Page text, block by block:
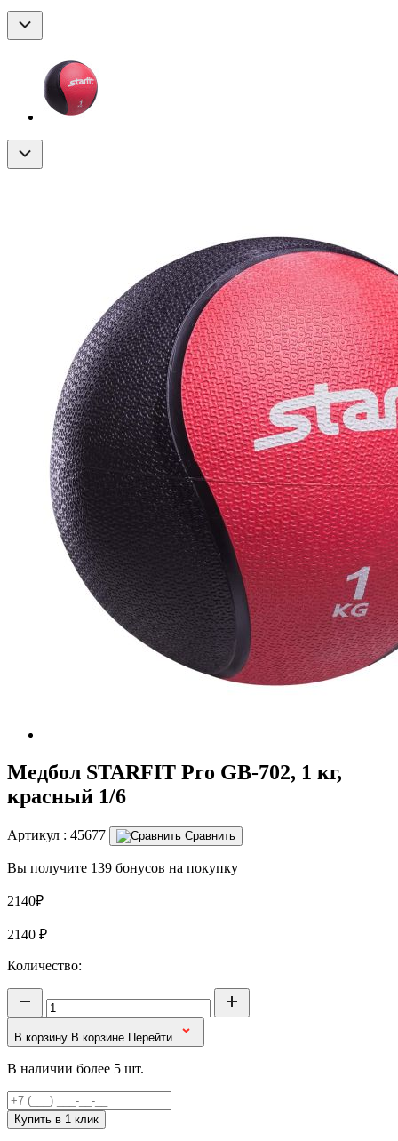
Медбол STARFIT Pro GB-702, 1 кг,
красный 1/6
Артикул : 45677 Сравнить
Вы получите 139 бонусов на покупку
2140₽
2140 ₽
Количество:
В корзину В корзине Перейти
В наличии более 5 шт.
Купить в 1 клик